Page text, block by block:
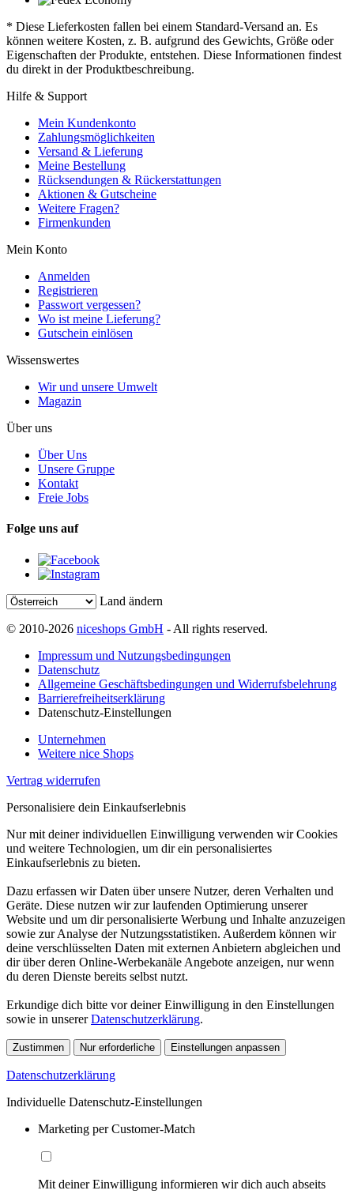
* Diese Lieferkosten fallen bei einem Standard-Versand an. Es
können weitere Kosten, z. B. aufgrund des Gewichts, Größe oder
Eigenschaften der Produkte, entstehen. Diese Informationen findest
du direkt in der Produktbeschreibung.
Hilfe & Support
Mein Kundenkonto
Zahlungsmöglichkeiten
Versand & Lieferung
Meine Bestellung
Rücksendungen & Rückerstattungen
Aktionen & Gutscheine
Weitere Fragen?
Firmenkunden
Mein Konto
Anmelden
Registrieren
Passwort vergessen?
Wo ist meine Lieferung?
Gutschein einlösen
Wissenswertes
Wir und unsere Umwelt
Magazin
Über uns
Über Uns
Unsere Gruppe
Kontakt
Freie Jobs
Folge uns auf
Land ändern
© 2010-2026 niceshops GmbH - All rights reserved.
Impressum und Nutzungsbedingungen
Datenschutz
Allgemeine Geschäftsbedingungen und Widerrufsbelehrung
Barrierefreiheitserklärung
Datenschutz-Einstellungen
Unternehmen
Weitere nice Shops
Vertrag widerrufen
Personalisiere dein Einkaufserlebnis
Nur mit deiner individuellen Einwilligung verwenden wir Cookies
und weitere Technologien, um dir ein personalisiertes
Einkaufserlebnis zu bieten.
Dazu erfassen wir Daten über unsere Nutzer, deren Verhalten und
Geräte. Diese nutzen wir zur laufenden Optimierung unserer
Website und um dir personalisierte Werbung und Inhalte anzuzeigen
sowie zur Analyse der Nutzungsstatistiken. Außerdem können wir
deine verschlüsselten Daten mit externen Anbietern abgleichen und
dir über deren Online-Werbekanäle Angebote anzeigen, nur wenn
du deren Dienste bereits selbst nutzt.
Erkundige dich bitte vor deiner Einwilligung in den Einstellungen
sowie in unsererDatenschutzerklärung.
Zustimmen Nur erforderliche Einstellungen anpassen
Datenschutzerklärung
Individuelle Datenschutz-Einstellungen
Marketing per Customer-Match
Mit deiner Einwilligung informieren wir dich auch abseits